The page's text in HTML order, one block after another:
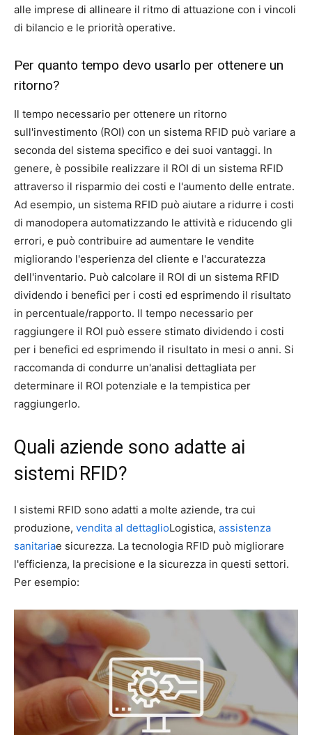
alle imprese di allineare il ritmo di attuazione con i vincoli
di bilancio e le priorità operative.
Per quanto tempo devo usarlo per ottenere un
ritorno?
Il tempo necessario per ottenere un ritorno
sull'investimento (ROI) con un sistema RFID può variare a
seconda del sistema specifico e dei suoi vantaggi. In
genere, è possibile realizzare il ROI di un sistema RFID
attraverso il risparmio dei costi e l'aumento delle entrate.
Ad esempio, un sistema RFID può aiutare a ridurre i costi
di manodopera automatizzando le attività e riducendo gli
errori, e può contribuire ad aumentare le vendite
migliorando l'esperienza del cliente e l'accuratezza
dell'inventario. Può calcolare il ROI di un sistema RFID
dividendo i benefici per i costi ed esprimendo il risultato
in percentuale/rapporto. Il tempo necessario per
raggiungere il ROI può essere stimato dividendo i costi
per i benefici ed esprimendo il risultato in mesi o anni. Si
raccomanda di condurre un'analisi dettagliata per
determinare il ROI potenziale e la tempistica per
raggiungerlo.
Quali aziende sono adatte ai
sistemi RFID?
I sistemi RFID sono adatti a molte aziende, tra cui
produzione, vendita al dettaglioLogistica, assistenza
sanitariae sicurezza. La tecnologia RFID può migliorare
l'efficienza, la precisione e la sicurezza in questi settori.
Per esempio: